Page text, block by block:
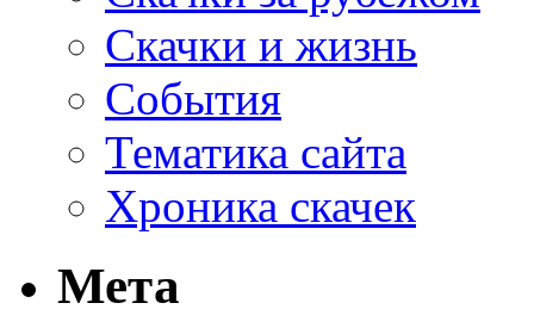
Скачки и жизнь
События
Тематика сайта
Хроника скачек
Мета